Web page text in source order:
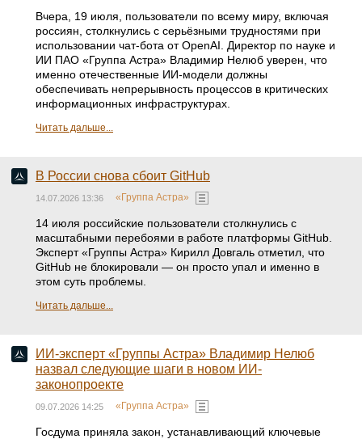
Вчера, 19 июля, пользователи по всему миру, включая
россиян, столкнулись с серьёзными трудностями при
использовании чат-бота от OpenAI. Директор по науке и
ИИ ПАО «Группа Астра» Владимир Нелюб уверен, что
именно отечественные ИИ-модели должны
обеспечивать непрерывность процессов в критических
информационных инфраструктурах.
Читать дальше...
В России снова сбоит GitHub
14.07.2026 13:36 «Группа Астра»
14 июля российские пользователи столкнулись с
масштабными перебоями в работе платформы GitHub.
Эксперт «Группы Астра» Кирилл Довгаль отметил, что
GitHub не блокировали — он просто упал и именно в
этом суть проблемы.
Читать дальше...
ИИ-эксперт «Группы Астра» Владимир Нелюб
назвал следующие шаги в новом ИИ-
законопроекте
09.07.2026 14:25 «Группа Астра»
Госдума приняла закон, устанавливающий ключевые